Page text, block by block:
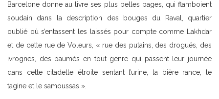
Barcelone donne au livre ses plus belles pages, qui flamboient
soudain dans la description des bouges du Raval, quartier
oublié où s’entassent les laissés pour compte comme Lakhdar
et de cette rue de Voleurs, « rue des putains, des drogués, des
ivrognes, des paumés en tout genre qui passent leur journée
dans cette citadelle étroite sentant l’urine, la bière rance, le
tagine et le samoussas ».